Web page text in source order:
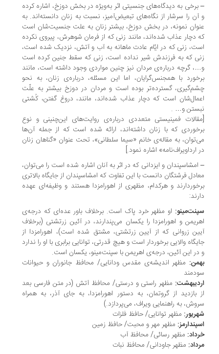
به دیدگاه‌های جنسیتی اثر به‌ویژه در بخش دوزخ، اشاره کرده
را سرشار از نگاه‌های تبعیض‌آمیز، نسبت به زنان دانسته‌اند. به
نمونه، در بخش دوزخ، بیشتر زنان به علت جنسیت‌شان است
دچار عذاب شده‌اند، مانند زنی که از فرمان شوهرش، پیروی نکرده
زنی که در ایّام عادت ماهانه به آب و آتش، نزدیک شده است،
که به فرزندش شیر نداده است، زنی که سقط جنین کرده است
گرچه درباره‌ی مردان نیز چنین مواردی وجود داشته است، مانند
با همجنس‌گرایان، اما این مسئله، درباره‌ی زنان، به نحو
گسترده‌تر بوده است و مردان در دوزخ بیشتر به علّت
است که دچار عذاب شده‌اند، مانند، دروغ گفتن، کُشتی
و… .
فمینیستی متعددی درباره‌ی روایت‌های این‌چنینی و نوع
که با زنان داشته‌اند، ارائه شده است که از جمله آن‌ها
به مقاله‌ی خانم «سیما سلطانی»، تحت عنوان «گناهان زنان
ارداویراف‌نامه» اشاره نمود.]
و ایزدانی که در اثر به آنان اشاره شده است را می‌توان،
فرشتگان دانست با این تفاوت که امشاسپندان از جایگاه بالاتری
و هرکدام، مظهری از اهورامزدا هستند و وظیفه‌ای عهده
او مظهر خرد پاک است. برخلاف باور عده‌ای که درجه‌ی
و اهورامزدا را یکسان می‌پندارند، در آئین زرتشتی (برخلاف
زروانی که از آیین زرتشتی، مشتق شده است)، اهورامزدا از
والایی برخوردار است و هیچ قدرتی، توانایی برابری با او را ندارد
این آئین، درجه‌ی اهریمن با سپنت‌مینو، یکسان است.
مظهر اندیشه‌ی مقدس ودانایی/ محافظ جانوران و حیوانات
مظهر راستی و درستی/ محافظ آتش (در متن فارسی بعد
بازدید از گروتمان، به دستور اهورامزدا، به جای آذر، به همراه
به راهنمایی ویراف، می‌پردازد.)
مظهر توانایی/ حافظ فلزات
مظهر مهر و محبت/ حافظ زمین
مظهر رسائی/ محافظ آب
مظهر جاودانی/ محافظ نبات